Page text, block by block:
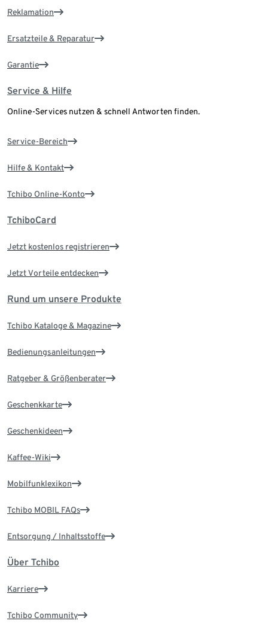
Reklamation
Ersatzteile & Reparatur
Garantie
Service & Hilfe
Online-Services nutzen & schnell Antworten finden.
Service-Bereich
Hilfe & Kontakt
Tchibo Online-Konto
TchiboCard
Jetzt kostenlos registrieren
Jetzt Vorteile entdecken
Rund um unsere Produkte
Tchibo Kataloge & Magazine
Bedienungsanleitungen
Ratgeber & Größenberater
Geschenkkarte
Geschenkideen
Kaffee-Wiki
Mobilfunklexikon
Tchibo MOBIL FAQs
Entsorgung / Inhaltsstoffe
Über Tchibo
Karriere
Tchibo Community